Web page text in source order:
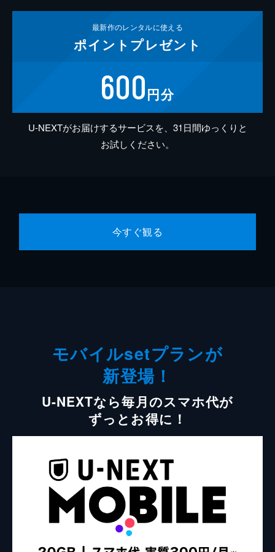
最新作のレンタルに使える
ポイント プレゼント
600円分
U-NEXTがお届けするサービスを、31日間ゆっくりと
お試しください。
今すぐ観る
モバイルsetプランが
新登場！
U-NEXTなら毎月のスマホ代が
ずっとお得に！